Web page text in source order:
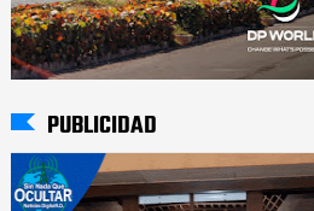
PUBLICIDAD